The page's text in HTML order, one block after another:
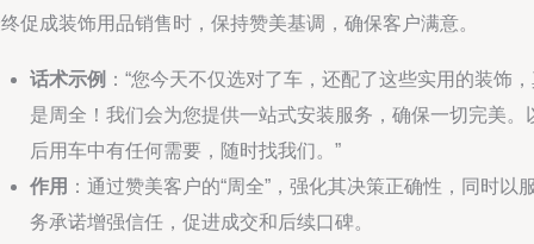
促成装饰用品销售时，保持赞美基调，确保客户满意。
话术示例 ：“您今天不仅选对了车，还配了这些实用的装饰
是周全！我们会为您提供一站式安装服务，确保一切完美。
后用车中有任何需要，随时找我们。”
作用 ：通过赞美客户的“周全”，强化其决策正确性，同时以
务承诺增强信任，促进成交和后续口碑。